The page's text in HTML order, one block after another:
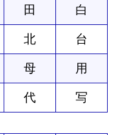
田 白
北 台
母 用
代 写